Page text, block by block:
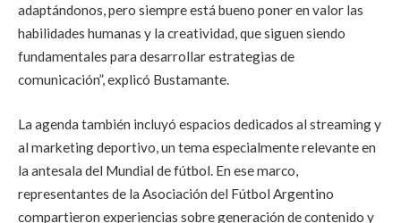
adaptándonos, pero siempre está bueno poner en valor las
habilidades humanas y la creatividad, que siguen siendo
fundamentales para desarrollar estrategias de
comunicación”, explicó Bustamante.
La agenda también incluyó espacios dedicados al streaming y
al marketing deportivo, un tema especialmente relevante en
la antesala del Mundial de fútbol. En ese marco,
representantes de la Asociación del Fútbol Argentino
compartieron experiencias sobre generación de contenido y